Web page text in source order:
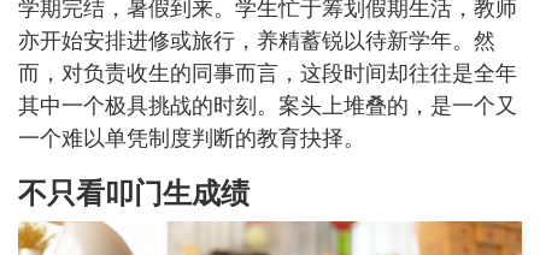
学期完结，暑假到来。学生忙于筹划假期生活，教师
亦开始安排进修或旅行，养精蓄锐以待新学年。然
而，对负责收生的同事而言，这段时间却往往是全年
其中一个极具挑战的时刻。案头上堆叠的，是一个又
一个难以单凭制度判断的教育抉择。
不只看叩门生成绩